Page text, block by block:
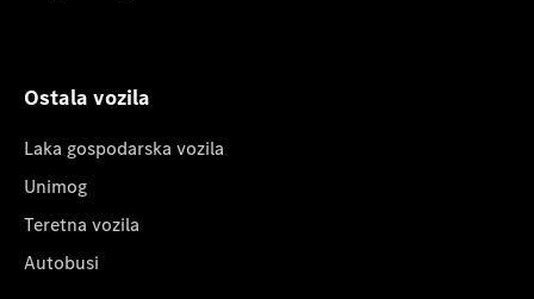
Ostala vozila
Laka gospodarska vozila
Unimog
Teretna vozila
Autobusi